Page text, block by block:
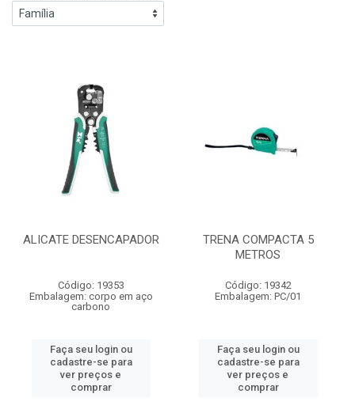
ALICATE DESENCAPADOR
Código: 19353
Embalagem: corpo em aço
carbono
Faça seu login ou
cadastre-se para
ver preços e
comprar
TRENA COMPACTA 5
METROS
Código: 19342
Embalagem: PC/01
Faça seu login ou
cadastre-se para
ver preços e
comprar